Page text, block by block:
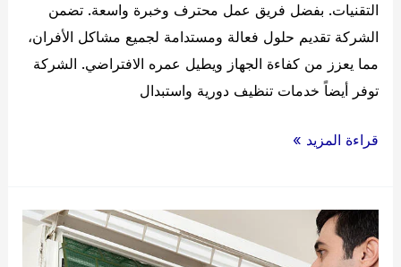
التقنيات. بفضل فريق عمل محترف وخبرة واسعة. تضمن
الشركة تقديم حلول فعالة ومستدامة لجميع مشاكل الأفران،
مما يعزز من كفاءة الجهاز ويطيل عمره الافتراضي. الشركة
توفر أيضاً خدمات تنظيف دورية واستبدال
شركة
بالدمام
0545715016
قراءة المزيد »